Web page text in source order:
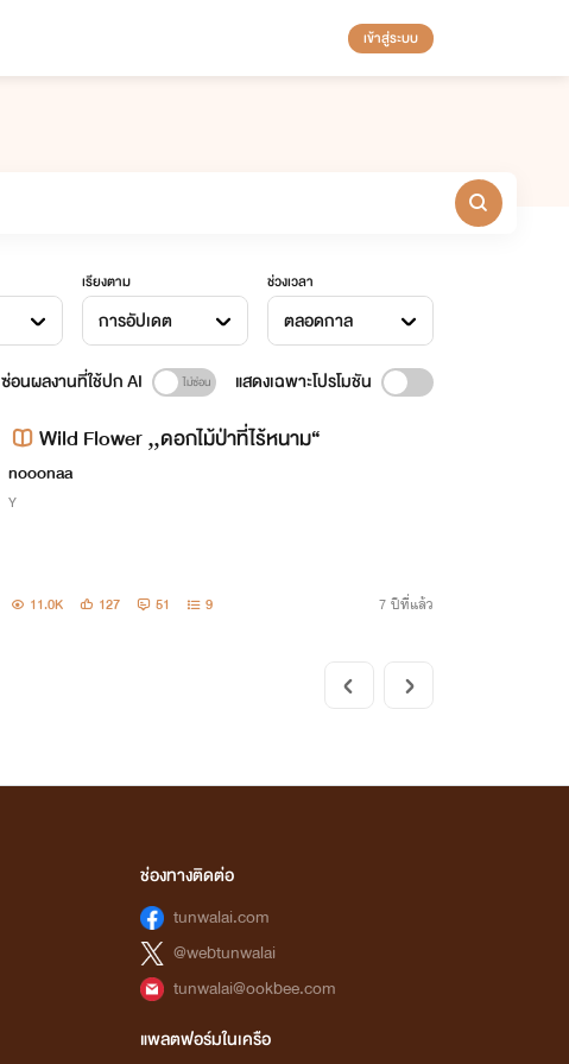
เข้าสู่ระบบ
เรียงตาม
การอัปเดต
ช่วงเวลา
ตลอดกาล
ซ่อนผลงานที่ใช้ปก AI แสดงเฉพาะโปรโมชัน
Wild Flower „ดอกไม้ป่าที่ไร้หนาม“
nooonaa
Y
11.0K 127 51 9 7 ปีที่แล้ว
ช่องทางติดต่อ
tunwalai.com
@webtunwalai
tunwalai@ookbee.com
แพลตฟอร์มในเครือ